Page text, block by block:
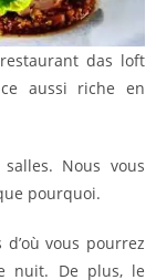
das loft
aussi riche en
Nous vous
pourquoi.
vous pourrez
nuit. De plus, le